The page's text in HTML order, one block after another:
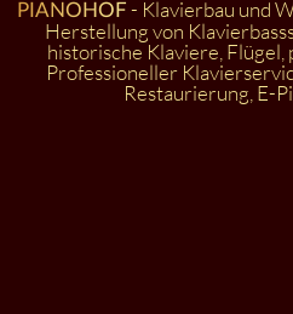
PIANOHOF - Klavierbau und
Herstellung von
historische Klaviere,
Professioneller
Restaurierung, E-